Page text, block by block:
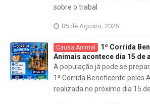
sobre o trabal
06 de Agosto, 2026
Causa Animal
1º Corrida
Animais acontece dia 15 de
A população já pode se
1ª Corrida Beneficente pelos
realizada no próximo dia 15